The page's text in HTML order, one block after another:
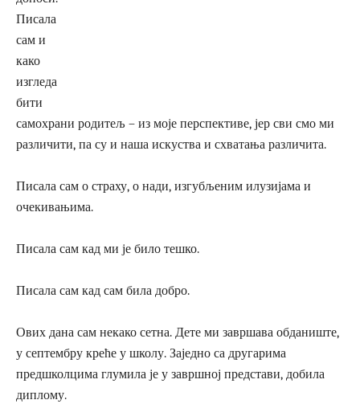
Писала
сам и
како
изгледа
бити
самохрани родитељ – из моје перспективе, јер сви смо ми
различити, па су и наша искуства и схватања различита.
Писала сам о страху, о нади, изгубљеним илузијама и
очекивањима.
Писала сам кад ми је било тешко.
Писала сам кад сам била добро.
Ових дана сам некако сетна. Дете ми завршава обданиште,
у септембру креће у школу. Заједно са другарима
предшколцима глумила је у завршној представи, добила
диплому.